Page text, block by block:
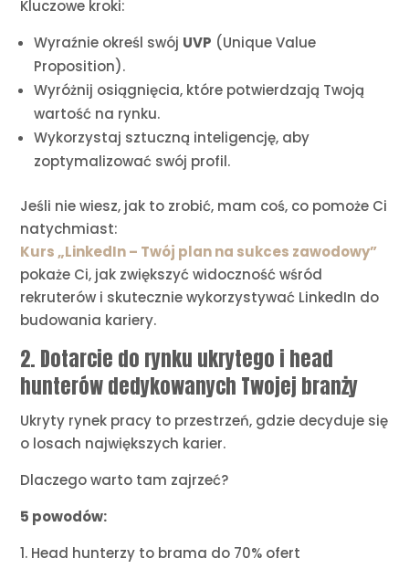
Kluczowe kroki:
Wyraźnie określ swój UVP (Unique Value
Proposition).
Wyróżnij osiągnięcia, które potwierdzają Twoją
wartość na rynku.
Wykorzystaj sztuczną inteligencję, aby
zoptymalizować swój profil.
Jeśli nie wiesz, jak to zrobić, mam coś, co pomoże Ci
natychmiast:
Kurs „LinkedIn – Twój plan na sukces zawodowy”
pokaże Ci, jak zwiększyć widoczność wśród
rekruterów i skutecznie wykorzystywać LinkedIn do
budowania kariery.
2. Dotarcie do rynku ukrytego i head
hunterów dedykowanych Twojej branży
Ukryty rynek pracy to przestrzeń, gdzie decyduje się
o losach największych karier.
Dlaczego warto tam zajrzeć?
5 powodów:
Head hunterzy to brama do 70% ofert